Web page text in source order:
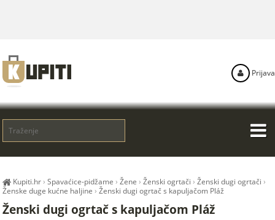
Kupiti.hr›Spavaćice-pidžame ›Žene ›Ženski ogrtači ›Ženski dugi ogrtači ›
Ženske duge kućne haljine ›Ženski dugi ogrtač s kapuljačom Pláž
Ženski dugi ogrtač s kapuljačom Pláž
Prijava